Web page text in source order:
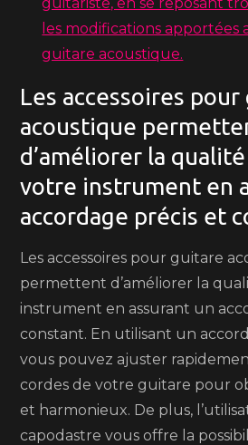
les modifications apportées
guitare acoustique.
Les accessoires
acoustique
d’améliorer la
votre instrument en
accordage précis et
Les accessoires pour guitare
permettent d’améliorer la
instrument en assurant un
constant. En utilisant un
vous pouvez ajuster
cordes de votre guitare pour
et harmonieux. De plus,
capodastre vous offre la